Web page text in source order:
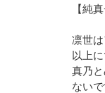
【純
凛世
以上に
真乃
ない